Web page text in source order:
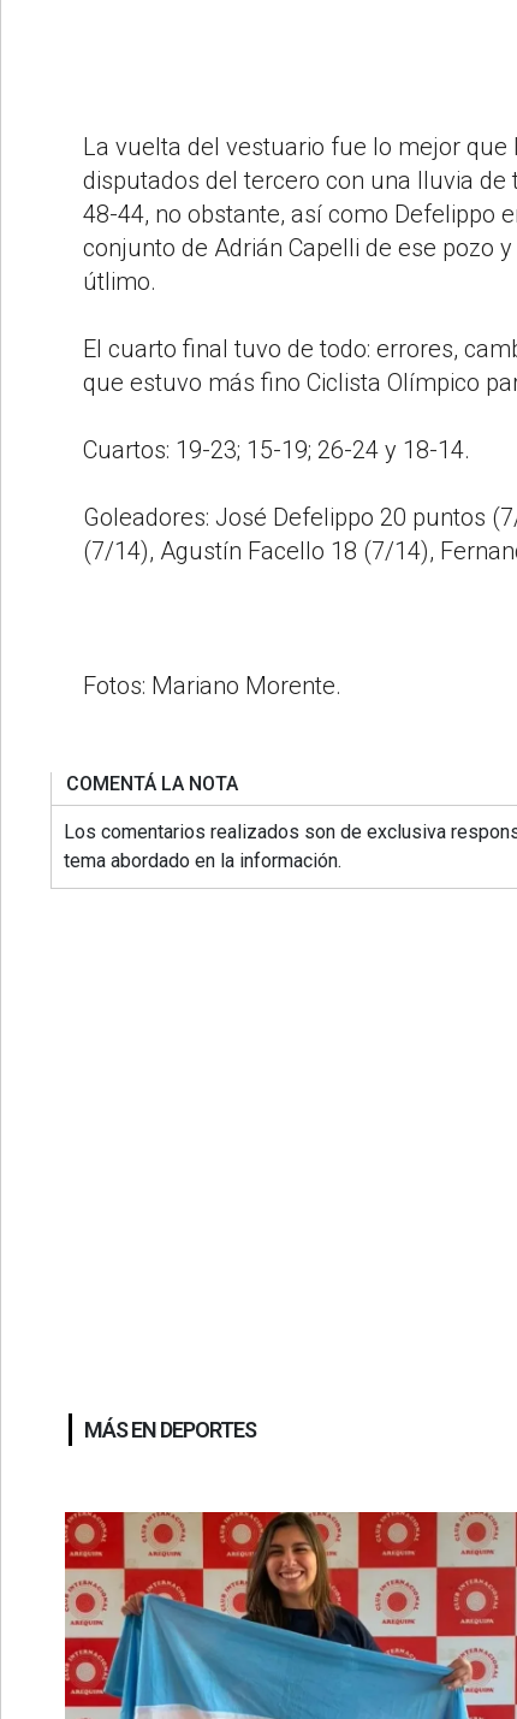
La vuelta del vestuario fue lo mejor que
disputados del tercero con una lluvia
48-44, no obstante, así como Defelippo
conjunto de Adrián Capelli de ese pozo
útlimo.
El cuarto final tuvo de todo: errores,
que estuvo más fino Ciclista Olímpico
Cuartos: 19-23; 15-19; 26-24 y 18-14.
Goleadores: José Defelippo 20 puntos
(7/14), Agustín Facello 18 (7/14),
Fotos: Mariano Morente.
COMENTÁ LA NOTA
Los comentarios realizados son de exclusiva
tema abordado en la información.
MÁS EN DEPORTES